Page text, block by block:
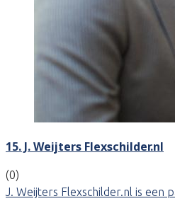
15. J. Weijters Flexschilder.nl
(0)
J. Weijters Flexschilder.nl is een